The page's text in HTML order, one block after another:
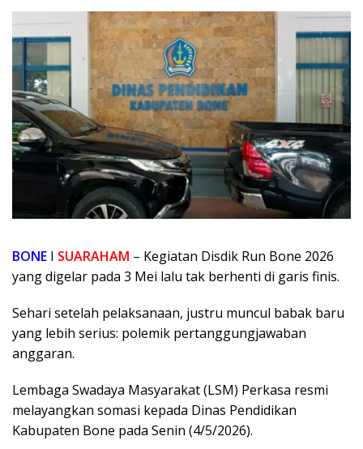
BONE I SUARAHAM – Kegiatan Disdik Run Bone 2026
yang digelar pada 3 Mei lalu tak berhenti di garis finis.
Sehari setelah pelaksanaan, justru muncul babak baru
yang lebih serius: polemik pertanggungjawaban
anggaran.
Lembaga Swadaya Masyarakat (LSM) Perkasa resmi
melayangkan somasi kepada Dinas Pendidikan
Kabupaten Bone pada Senin (4/5/2026).